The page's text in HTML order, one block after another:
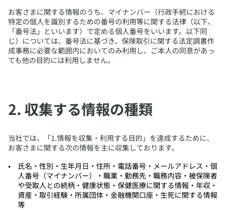
​お客さまに関する情報のうち、マイナンバー（行政手続における
特定の個人を識別するための番号の利用等に関する法律（以下、
「番号法」といいます）で定める個人番号をいいます。以下同
じ）については、番号法に基づき、保険取引に関する法定調書作
成事務に必要な範囲内においてのみ利用し、ご本人の同意があっ
ても他の目的には利用しません。
​2. 収集する情報の種類
​当社では、「1.情報を収集・利用する目的」を達成するために、
お客さまに関する次の情報を主に収集しております。
​氏名・性別・生年月日・住所・電話番号・メールアドレス・個
人番号（マイナンバー）・職業・勤務先・職務内容・被保険者
や受取人との続柄・健康状態・保健医療に関する情報・年収・
資産・取引経験・所属団体・金融機関口座・生死に関する情報
等